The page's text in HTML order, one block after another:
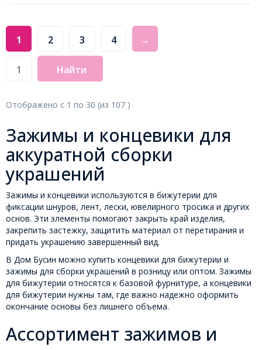
1 2 3 4 →
Найти
Отображено с 1 по 30 (из 107 )
Зажимы и концевики для
аккуратной сборки
украшений
Зажимы и концевики используются в бижутерии для
фиксации шнуров, лент, лески, ювелирного тросика и других
основ. Эти элементы помогают закрыть край изделия,
закрепить застежку, защитить материал от перетирания и
придать украшению завершенный вид.
В Дом Бусин можно купить концевики для бижутерии и
зажимы для сборки украшений в розницу или оптом. Зажимы
для бижутерии относятся к базовой фурнитуре, а концевики
для бижутерии нужны там, где важно надежно оформить
окончание основы без лишнего объема.
Ассортимент зажимов и